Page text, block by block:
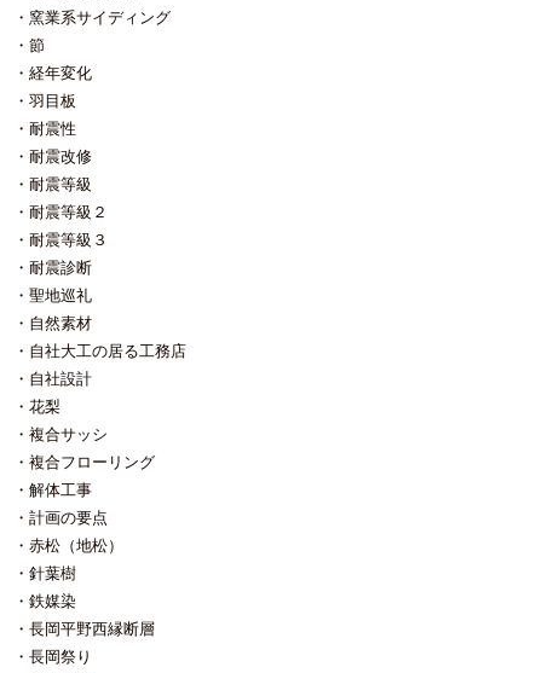
窯業系サイディング
節
経年変化
羽目板
耐震性
耐震改修
耐震等級
耐震等級２
耐震等級３
耐震診断
聖地巡礼
自然素材
自社大工の居る工務店
自社設計
花梨
複合サッシ
複合フローリング
解体工事
計画の要点
赤松（地松）
針葉樹
鉄媒染
長岡平野西縁断層
長岡祭り